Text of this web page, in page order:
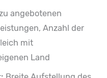
angebotenen
Anzahl der
mit
Land